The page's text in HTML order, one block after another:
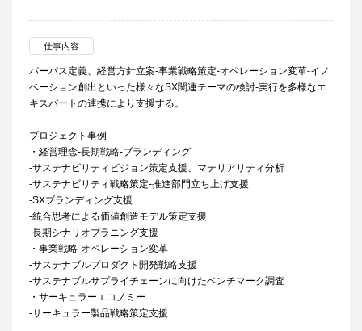
仕事内容
パーパス定義、経営方針立案-事業戦略策定-オペレーション変革-イノ
ベーション創出といった様々なSX関連テーマの検討-実行を多様なエ
キスパートの連携により支援する。
プロジェクト事例
・経営理念-長期戦略-ブランディング
-サステナビリティビジョン策定支援、マテリアリティ分析
-サステナビリティ戦略策定-推進部門立ち上げ支援
-SXブランディング支援
-統合思考による価値創造モデル策定支援
-長期シナリオプラニング支援
・事業戦略-オペレーション変革
-サステナブルプロダクト開発戦略支援
-サステナブルサプライチェーンに向けたベンチマーク調査
・サーキュラーエコノミー
-サーキュラー製品戦略策定支援